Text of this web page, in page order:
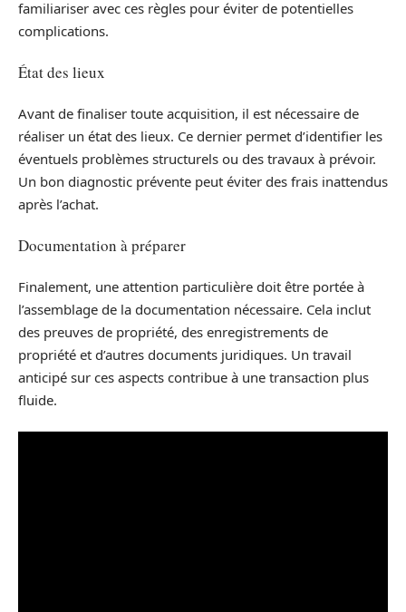
familiariser avec ces règles pour éviter de potentielles
complications.
État des lieux
Avant de finaliser toute acquisition, il est nécessaire de
réaliser un état des lieux. Ce dernier permet d’identifier les
éventuels problèmes structurels ou des travaux à prévoir.
Un bon diagnostic prévente peut éviter des frais inattendus
après l’achat.
Documentation à préparer
Finalement, une attention particulière doit être portée à
l’assemblage de la documentation nécessaire. Cela inclut
des preuves de propriété, des enregistrements de
propriété et d’autres documents juridiques. Un travail
anticipé sur ces aspects contribue à une transaction plus
fluide.